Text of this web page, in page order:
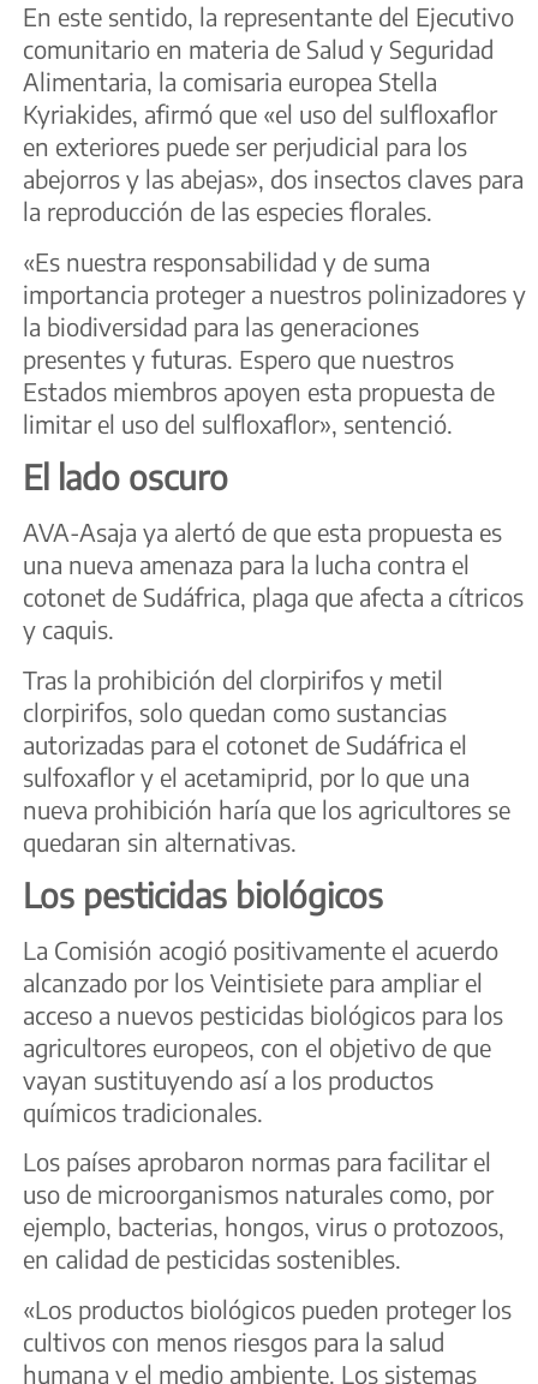
En este sentido, la representante del Ejecutivo
comunitario en materia de Salud y Seguridad
Alimentaria, la comisaria europea Stella
Kyriakides, afirmó que «el uso del sulfloxaflor
en exteriores puede ser perjudicial para los
abejorros y las abejas», dos insectos claves para
la reproducción de las especies florales.
«Es nuestra responsabilidad y de suma
importancia proteger a nuestros polinizadores y
la biodiversidad para las generaciones
presentes y futuras. Espero que nuestros
Estados miembros apoyen esta propuesta de
limitar el uso del sulfloxaflor», sentenció.
El lado oscuro
AVA-Asaja ya alertó de que esta propuesta es
una nueva amenaza para la lucha contra el
cotonet de Sudáfrica, plaga que afecta a cítricos
y caquis.
Tras la prohibición del clorpirifos y metil
clorpirifos, solo quedan como sustancias
autorizadas para el cotonet de Sudáfrica el
sulfoxaflor y el acetamiprid, por lo que una
nueva prohibición haría que los agricultores se
quedaran sin alternativas.
Los pesticidas biológicos
La Comisión acogió positivamente el acuerdo
alcanzado por los Veintisiete para ampliar el
acceso a nuevos pesticidas biológicos para los
agricultores europeos, con el objetivo de que
vayan sustituyendo así a los productos
químicos tradicionales.
Los países aprobaron normas para facilitar el
uso de microorganismos naturales como, por
ejemplo, bacterias, hongos, virus o protozoos,
en calidad de pesticidas sostenibles.
«Los productos biológicos pueden proteger los
cultivos con menos riesgos para la salud
humana y el medio ambiente. Los sistemas